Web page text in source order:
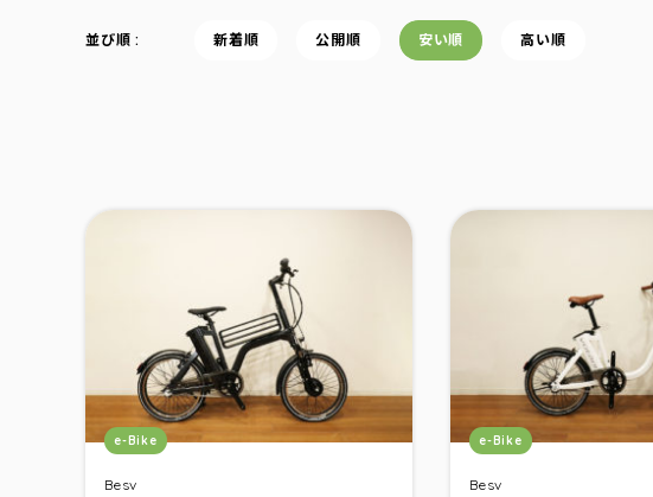
並び順 新着順 公開順 安い順 高い順
Besv
カテゴリ：
e-Bike
Besv
カテゴリ：
e-Bike